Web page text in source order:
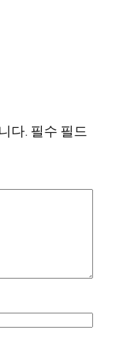
다. 필수 필드